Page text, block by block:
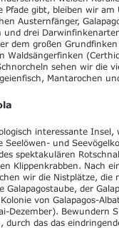
Pfade gibt, bleiben wir
Austernfänger,
und drei
dem großen
Waldsängerfinken
sehen wir die
Mantarochen
interessante
und
spektakulären
Klippenkrabben. Nach
wir die Nistplätze,
der
von Galapagos-
Dezember). Bewundern
durch das das